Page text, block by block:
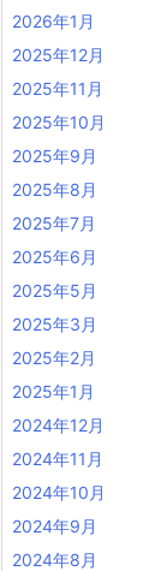
2026年1月
2025年12月
2025年11月
2025年10月
2025年9月
2025年8月
2025年7月
2025年6月
2025年5月
2025年3月
2025年2月
2025年1月
2024年12月
2024年11月
2024年10月
2024年9月
2024年8月